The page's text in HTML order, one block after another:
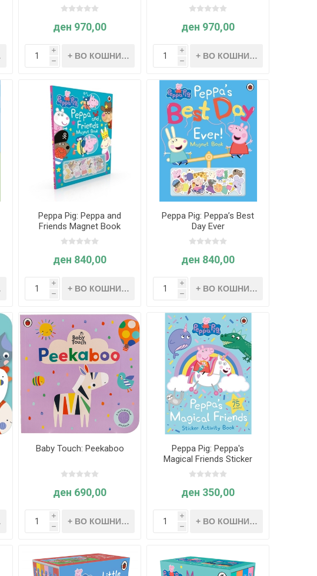
ден 970,00
i
h
ден 970,00
i
h
Peppa Pig: Peppa and
Friends Magnet Book
ден 840,00
i
h
Peppa Pig: Peppa’s Best
Day Ever
ден 840,00
i
h
Baby Touch: Peekaboo
ден 690,00
i
h
Peppa Pig: Peppa's
Magical Friends Sticker
Activity
ден 350,00
i
h